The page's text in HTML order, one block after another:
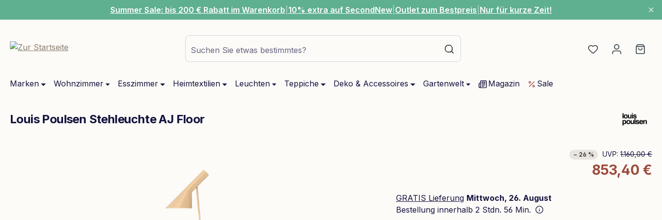
Zur Hauptnavigation springenSummer Sale: bis 200 € Rabatt im Warenkorb 10% extra auf SecondNew Outlet zum Bestpreis Nur für kurze Zeit!
Suchen Sie etwas bestimmtes? Du hast 0
Marken Wohnzimmer Esszimmer Heimtextilien Leuchten Teppiche Deko & Accessoires Gartenwelt Magazin Sale
Louis Poulsen Stehleuchte AJ Floor
− 26 % UVP: 1.160,00 €
853,40 €
GRATIS Lieferung Mittwoch, 26. August
Bestellung innerhalb 2 Stdn. 56 Min.